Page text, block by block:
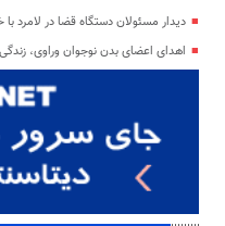
دیدار مسئولان دستگاه قضا در لامرد با
اهدای اعضای بدن نوجوان وراوی،